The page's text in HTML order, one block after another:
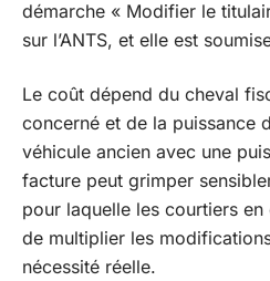
démarche « Modifier le
sur l’ANTS, et elle est
Le coût dépend du cheval
concerné et de la puissance
véhicule ancien avec une
facture peut grimper
pour laquelle les courtiers
de multiplier les
nécessité réelle.